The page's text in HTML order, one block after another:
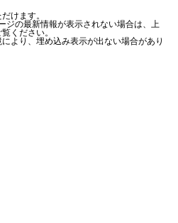
けます。
ジの最新情報が表示されない場合は、上
ください。
より、埋め込み表示が出ない場合があり